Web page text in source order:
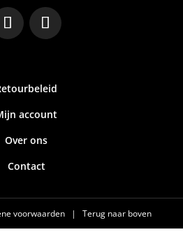
account
Over ons
Contact
voorwaarden | Terug naar boven